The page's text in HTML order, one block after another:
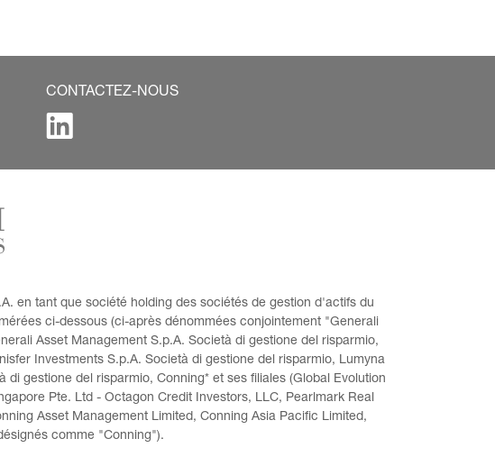
CONTACTEZ-NOUS
en tant que société holding des sociétés de gestion d'actifs du
ci-dessous (ci-après dénommées conjointement "Generali
Asset Management S.p.A. Società di gestione del risparmio,
Investments S.p.A. Società di gestione del risparmio, Lumyna
gestione del risparmio, Conning* et ses filiales (Global Evolution
Pte. Ltd - Octagon Credit Investors, LLC, Pearlmark Real
Asset Management Limited, Conning Asia Pacific Limited,
comme "Conning").